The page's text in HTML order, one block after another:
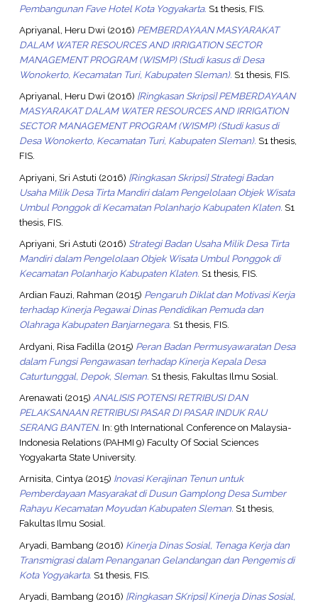
Pembangunan Fave Hotel Kota Yogyakarta. S1 thesis, FIS.
Apriyanal, Heru Dwi (2016) PEMBERDAYAAN MASYARAKAT
DALAM WATER RESOURCES AND IRRIGATION SECTOR
MANAGEMENT PROGRAM (WISMP) (Studi kasus di Desa
Wonokerto, Kecamatan Turi, Kabupaten Sleman). S1 thesis, FIS.
Apriyanal, Heru Dwi (2016) [Ringkasan Skripsi] PEMBERDAYAAN
MASYARAKAT DALAM WATER RESOURCES AND IRRIGATION
SECTOR MANAGEMENT PROGRAM (WISMP) (Studi kasus di
Desa Wonokerto, Kecamatan Turi, Kabupaten Sleman). S1 thesis,
FIS.
Apriyani, Sri Astuti (2016) [Ringkasan Skripsi] Strategi Badan
Usaha Milik Desa Tirta Mandiri dalam Pengelolaan Objek Wisata
Umbul Ponggok di Kecamatan Polanharjo Kabupaten Klaten. S1
thesis, FIS.
Apriyani, Sri Astuti (2016) Strategi Badan Usaha Milik Desa Tirta
Mandiri dalam Pengelolaan Objek Wisata Umbul Ponggok di
Kecamatan Polanharjo Kabupaten Klaten. S1 thesis, FIS.
Ardian Fauzi, Rahman (2015) Pengaruh Diklat dan Motivasi Kerja
terhadap Kinerja Pegawai Dinas Pendidikan Pemuda dan
Olahraga Kabupaten Banjarnegara. S1 thesis, FIS.
Ardyani, Risa Fadilla (2015) Peran Badan Permusyawaratan Desa
dalam Fungsi Pengawasan terhadap Kinerja Kepala Desa
Caturtunggal, Depok, Sleman. S1 thesis, Fakultas Ilmu Sosial.
Arenawati (2015) ANALISIS POTENSI RETRIBUSI DAN
PELAKSANAAN RETRIBUSI PASAR DI PASAR INDUK RAU
SERANG BANTEN. In: 9th International Conference on Malaysia-
Indonesia Relations (PAHMI 9) Faculty Of Social Sciences
Yogyakarta State University.
Arnisita, Cintya(2015) Inovasi Kerajinan Tenun untuk
Pemberdayaan Masyarakat di Dusun Gamplong Desa Sumber
Rahayu Kecamatan Moyudan Kabupaten Sleman. S1 thesis,
Fakultas Ilmu Sosial.
Aryadi, Bambang (2016) Kinerja Dinas Sosial, Tenaga Kerja dan
Transmigrasi dalam Penanganan Gelandangan dan Pengemis di
Kota Yogyakarta. S1 thesis, FIS.
Aryadi, Bambang (2016) [Ringkasan SKripsi] Kinerja Dinas Sosial,